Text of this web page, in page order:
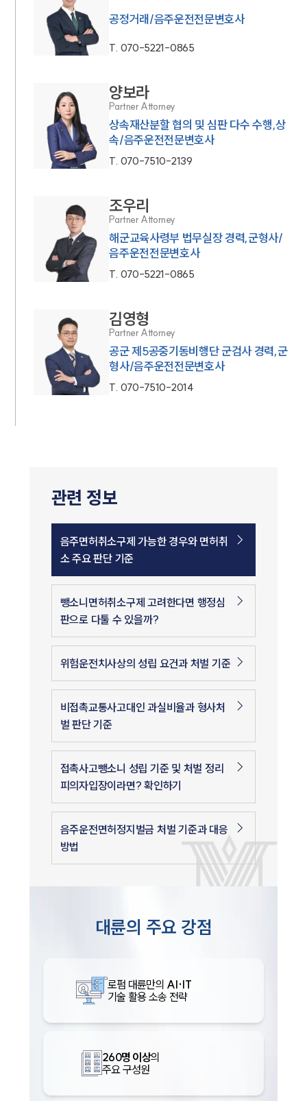
만화로 보는 사례
공정거래/음주운전전문변호사
T. 070-5221-0865
양보라
Partner Attorney
상속재산분할 협의 및 심판 다수 수행,상
속/음주운전전문변호사
T. 070-7510-2139
조우리
Partner Attorney
해군교육사령부 법무실장 경력,군형사/
음주운전전문변호사
T. 070-5221-0865
김영형
Partner Attorney
공군 제5공중기동비행단 군검사 경력,군
형사/음주운전전문변호사
T. 070-7510-2014
관련 정보
음주면허취소구제 가능한 경우와 면허취
소 주요 판단 기준
뺑소니면허취소구제 고려한다면 행정심
판으로 다툴 수 있을까?
위험운전치사상의 성립 요건과 처벌 기준
비접촉교통사고대인 과실비율과 형사처
벌 판단 기준
접촉사고뺑소니 성립 기준 및 처벌 정리
피의자입장이라면? 확인하기
음주운전면허정지벌금 처벌 기준과 대응
방법
대륜의 주요 강점
로펌 대륜만의 AI·IT
기술 활용 소송 전략
260명 이상의
주요 구성원